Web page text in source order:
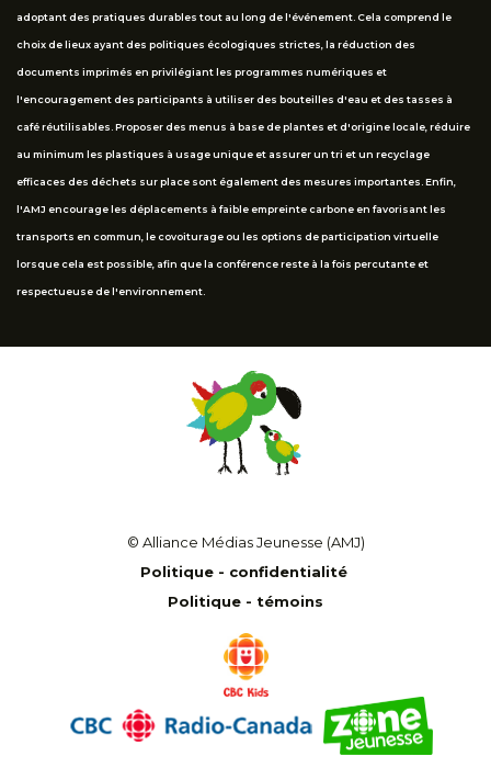
adoptant des pratiques durables tout au long de l'événement. Cela comprend le
choix de lieux ayant des politiques écologiques strictes, la réduction des
documents imprimés en privilégiant les programmes numériques et
l'encouragement des participants à utiliser des bouteilles d'eau et des tasses à
café réutilisables. Proposer des menus à base de plantes et d'origine locale, réduire
au minimum les plastiques à usage unique et assurer un tri et un recyclage
efficaces des déchets sur place sont également des mesures importantes. Enfin,
l'AMJ encourage les déplacements à faible empreinte carbone en favorisant les
transports en commun, le covoiturage ou les options de participation virtuelle
lorsque cela est possible, afin que la conférence reste à la fois percutante et
respectueuse de l'environnement.
© Alliance Médias Jeunesse (AMJ)
Politique - confidentialité
Politique - témoins